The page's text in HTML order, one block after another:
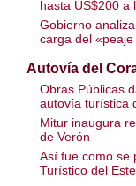
hasta US$200 a
Gobierno
carga del
Autovía del
Obras Públicas
autovía turística
Mitur inaugura
de Verón
Así fue como se
Turístico del Este